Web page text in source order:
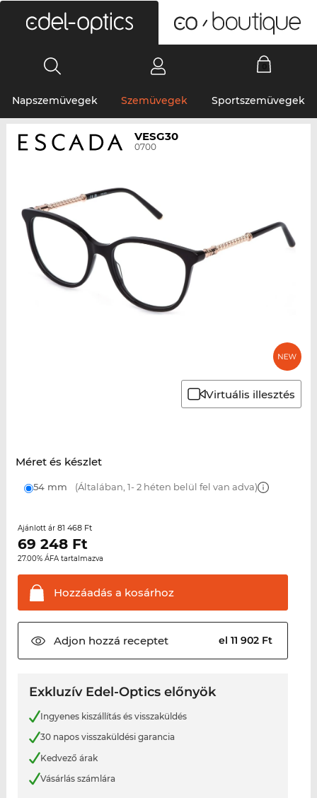
Napszemüvegek Szemüvegek Sportszemüvegek
VESG30
0700
Virtuális illesztés
Méret és készlet
54 mm (Általában, 1- 2 héten belül fel van adva)
Ajánlott ár 81 468 Ft
69 248Ft
27.00% ÁFA tartalmazva
Hozzáadás a kosárhoz
Adjon hozzá receptet el 11 902 Ft
Exkluzív Edel-Optics előnyök
Ingyenes kiszállítás és visszaküldés
30 napos visszaküldési garancia
Kedvező árak
Vásárlás számlára